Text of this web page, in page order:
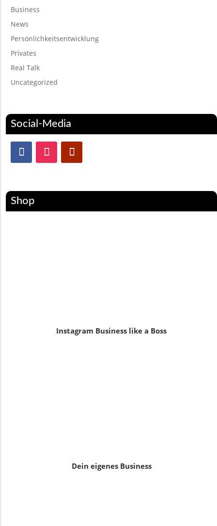
Business
News
Persönlichkeitsentwicklung
Privates
Real Talk
Uncategorized
Social-Media
Shop
Instagram Business like a Boss
Dein eigenes Business